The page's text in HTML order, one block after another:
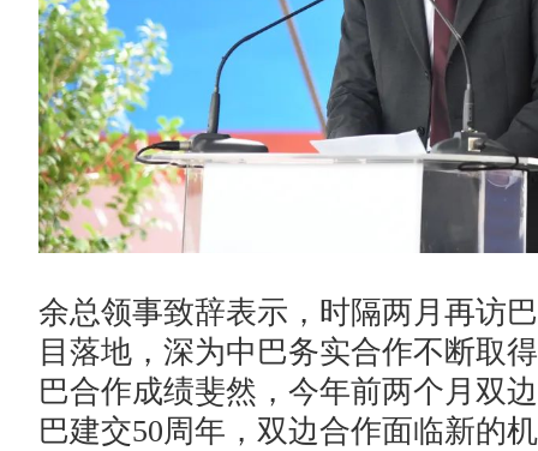
余总领事致辞表示，时隔两月再访
目落地，深为中巴务实合作不断取
巴合作成绩斐然，今年前两个月双
巴建交50周年，双边合作面临新的